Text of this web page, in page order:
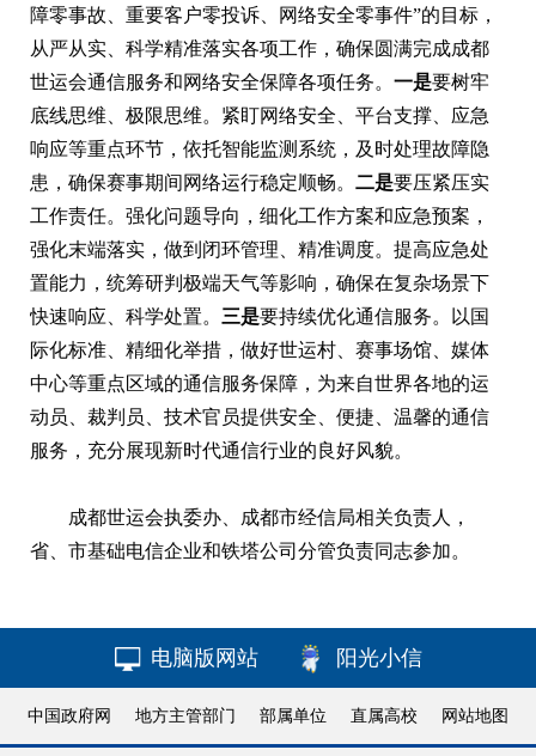
障零事故、重要客户零投诉、网络安全零事件”的目标，
从严从实、科学精准落实各项工作，确保圆满完成成都
世运会通信服务和网络安全保障各项任务。 一是要树牢
底线思维、极限思维。紧盯网络安全、平台支撑、应急
响应等重点环节，依托智能监测系统，及时处理故障隐
患，确保赛事期间网络运行稳定顺畅。 二是要压紧压实
工作责任。强化问题导向，细化工作方案和应急预案，
强化末端落实，做到闭环管理、精准调度。提高应急处
置能力，统筹研判极端天气等影响，确保在复杂场景下
快速响应、科学处置。 三是要持续优化通信服务。以国
际化标准、精细化举措，做好世运村、赛事场馆、媒体
中心等重点区域的通信服务保障，为来自世界各地的运
动员、裁判员、技术官员提供安全、便捷、温馨的通信
服务，充分展现新时代通信行业的良好风貌。
成都世运会执委办、成都市经信局相关负责人，
省、市基础电信企业和铁塔公司分管负责同志参加。
电脑版网站 阳光小信
中国政府网 地方主管部门 部属单位 直属高校 网站地图